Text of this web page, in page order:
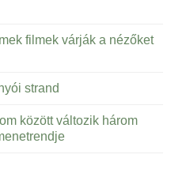
filmek várják a nézőket
strand
között változik három